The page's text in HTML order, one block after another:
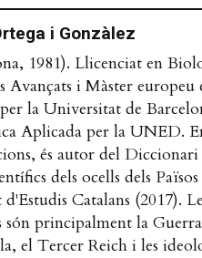
i Gonzàlez
1981). Llicenciat en
Avançats i Màster
la Universitat de
Aplicada per la UNED.
és autor del
dels ocells dels
Catalans (2017).
són principalment la
el Tercer Reich i les